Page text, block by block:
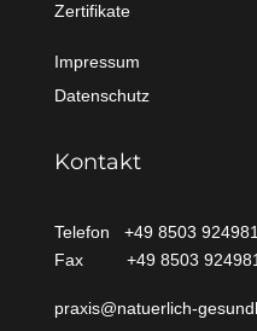
Zertifikate
Impressum
Datenschutz
Kontakt
Telefon +49 8503
Fax +49 8503
praxis@natuerlich-